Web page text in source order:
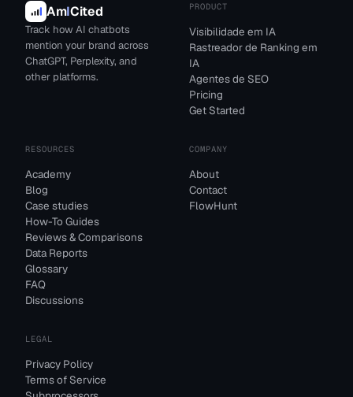
AmICited
Track how AI chatbots
mention your brand across
ChatGPT, Perplexity, and
other platforms.
PRODUCT
Visibilidade em IA
Rastreador de Ranking em
IA
Agentes de SEO
Pricing
Get Started
RESOURCES
Academy
Blog
Case studies
How-To Guides
Reviews & Comparisons
Data Reports
Glossary
FAQ
Discussions
COMPANY
About
Contact
FlowHunt
LEGAL
Privacy Policy
Terms of Service